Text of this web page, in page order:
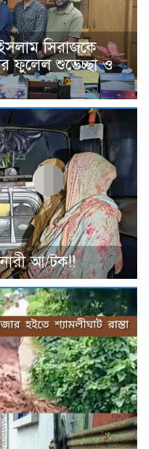
সিরাজকে
ফুলেল শুভেচ্ছা ও
আ/টক!!